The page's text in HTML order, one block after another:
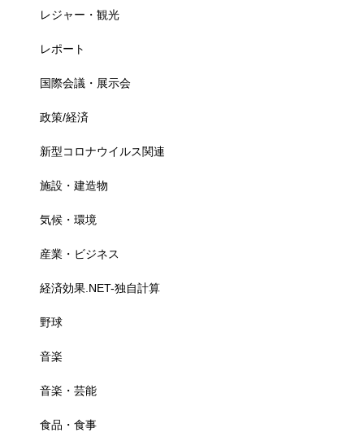
レジャー・観光
レポート
国際会議・展示会
政策/経済
新型コロナウイルス関連
施設・建造物
気候・環境
産業・ビジネス
経済効果.NET-独自計算
野球
音楽
音楽・芸能
食品・食事